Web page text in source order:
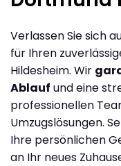
Verlassen Sie sich
für Ihren
Hildesheim. Wir
Ablauf und eine
professionellen
Umzugslösungen.
Ihre persönlichen
an Ihr neues